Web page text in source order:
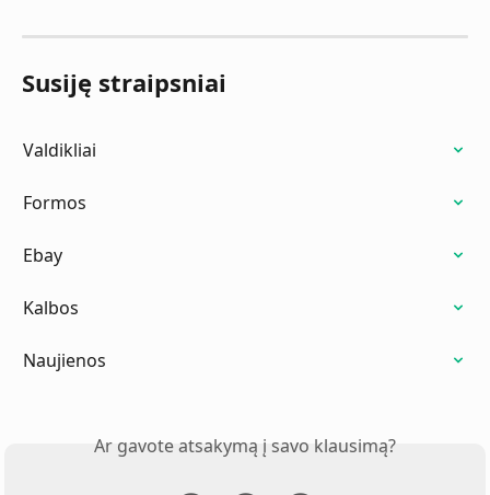
Susiję straipsniai
Valdikliai
Formos
Ebay
Kalbos
Naujienos
Ar gavote atsakymą į savo klausimą?